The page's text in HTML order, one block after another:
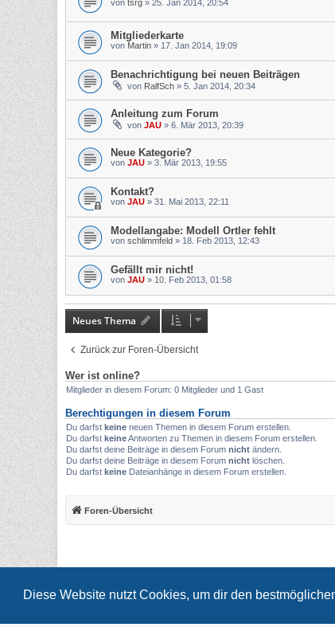
Diese Website nutzt Cookies, um dir den
von tsrg » 25. Jan 2014, 20:54
Mitgliederkarte
von Martin » 17. Jan 2014, 19:09
Benachrichtigung bei neuen Beiträgen
von RalfSch » 5. Jan 2014, 20:34
Anleitung zum Forum
von JAU » 6. Mär 2013, 20:39
Neue Kategorie?
von JAU » 3. Mär 2013, 19:55
Kontakt?
von JAU » 31. Mai 2013, 22:11
Modellangabe: Modell Ortler fehlt
von schlimmfeld » 18. Feb 2013, 12:43
Gefällt mir nicht!
von JAU » 10. Feb 2013, 01:58
Neues Thema
Zurück zur Foren-Übersicht
Wer ist online?
Mitglieder in diesem Forum: 0 Mitglieder und 1 Gast
Berechtigungen in diesem Forum
Du darfst keine neuen Themen in diesem Forum erstellen.
Du darfst keineAntworten zu Themen in diesem Forum erstellen.
Du darfst deine Beiträge in diesem Forum nicht ändern.
Du darfst deine Beiträge in diesem Forum nicht löschen.
Du darfst keine Dateianhänge in diesem Forum erstellen.
Foren-Übersicht